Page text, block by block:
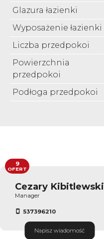
Glazura łazienki
Wyposażenie łazienki
Liczba przedpokoi
Powierzchnia
przedpokoi
Podłoga przedpokoi
Cezary Kibitlewski
Manager
537396210
Napisz wiadomość
9
OFERT